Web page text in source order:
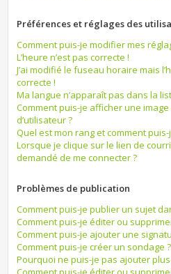
Préférences et réglages des
Comment puis-je modifier mes
L’heure n’est pas correcte !
J’ai modifié le fuseau horaire mais
correcte !
Ma langue n’apparaît pas dans la
Comment puis-je afficher une
d’utilisateur ?
Quel est mon rang et comment
Lorsque je clique sur le lien de
demandé de me connecter ?
Problèmes de publication
Comment puis-je publier un sujet
Comment puis-je éditer ou
Comment puis-je ajouter une
Comment puis-je créer un sondage ?
Pourquoi ne puis-je pas ajouter